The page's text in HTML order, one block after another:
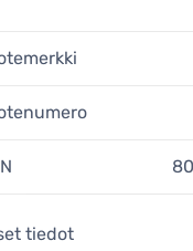
tiedot